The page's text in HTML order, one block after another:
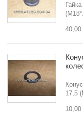
40,00
17,5
10,00